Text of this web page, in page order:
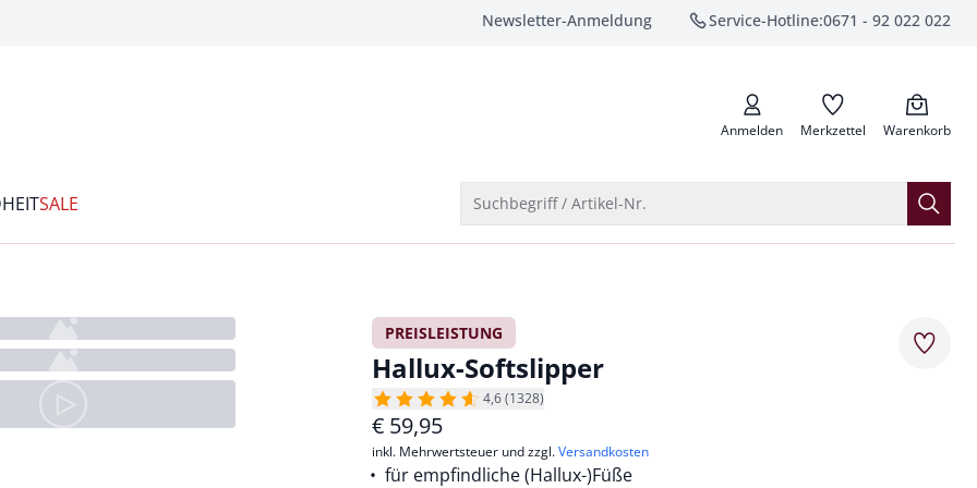
Newsletter-Anmeldung Service-Hotline:0671 - 92 022 022
anrufen
Anmelden Merkzettel Warenkorb
SALE Suchbegriff / Artikel-Nr.
PREISLEISTUNG
Hallux-Softslipper
4,6 (1328)
€ 59,95
inkl. Mehrwertsteuer und zzgl.Versandkosten
für empfindliche (Hallux-)Füße